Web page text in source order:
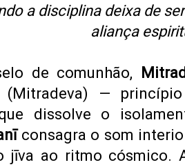
a disciplina deixa de
aliança
de comunhão,
(Mitradeva) —
dissolve o
consagra o som
jīva ao ritmo cósmico.